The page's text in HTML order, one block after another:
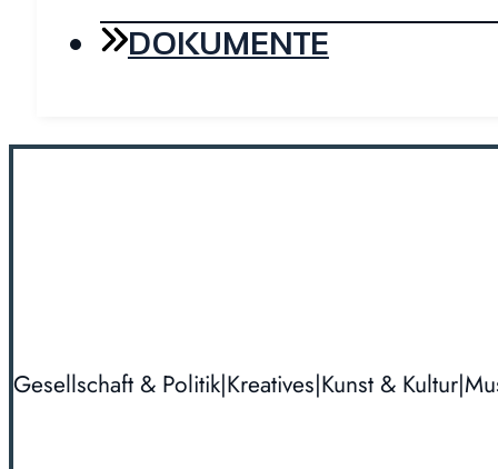
DOKUMENTE
Gesellschaft & Politik|Kreatives|Kunst & Kultur|